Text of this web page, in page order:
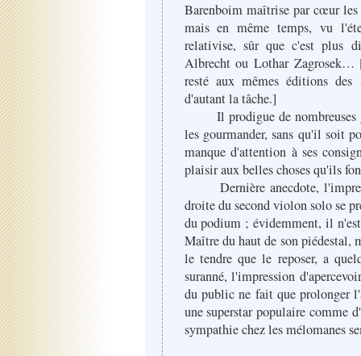
Barenboim maîtrise par cœur
mais en même temps, vu
relativise, sûr que c'est plus
Albrecht ou Lothar Zagrosek…
resté aux mêmes éditions
d'autant la tâche.]
Il prodigue de nombreuses
les gourmander, sans qu'il soit
manque d'attention à ses
plaisir aux belles choses qu'ils
Dernière anecdote,
droite du second violon solo se
du podium ; évidemment, il
Maître du haut de son piédestal,
le tendre que le reposer, a
suranné, l'impression
du public ne fait que prolonger
une superstar populaire comme
sympathie chez les mélomanes